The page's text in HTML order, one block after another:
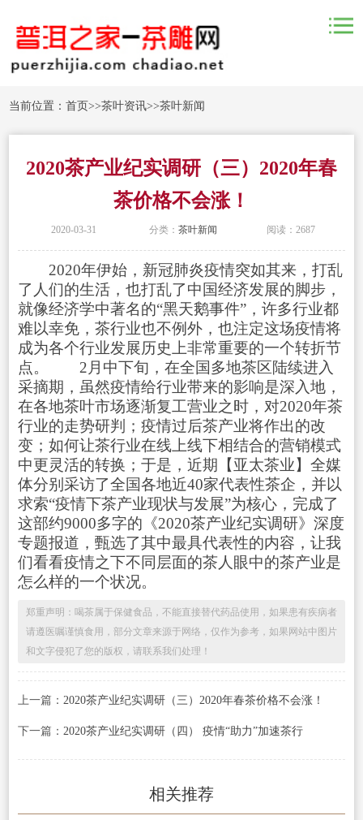
当前位置：首页>>茶叶资讯>>茶叶新闻
2020茶产业纪实调研（三）2020年春
茶价格不会涨！
2020-03-31 分类： 茶叶新闻 阅读：2687
2020年伊始，新冠肺炎疫情突如其来，打乱
了人们的生活，也打乱了中国经济发展的脚步，
就像经济学中著名的“黑天鹅事件”，许多行业都
难以幸免，茶行业也不例外，也注定这场疫情将
成为各个行业发展历史上非常重要的一个转折节
点。 2月中下旬，在全国多地茶区陆续进入
采摘期，虽然疫情给行业带来的影响是深入地，
在各地茶叶市场逐渐复工营业之时，对2020年茶
行业的走势研判；疫情过后茶产业将作出的改
变；如何让茶行业在线上线下相结合的营销模式
中更灵活的转换；于是，近期【亚太茶业】全媒
体分别采访了全国各地近40家代表性茶企，并以
求索“疫情下茶产业现状与发展”为核心，完成了
这部约9000多字的《2020茶产业纪实调研》深度
专题报道，甄选了其中最具代表性的内容，让我
们看看疫情之下不同层面的茶人眼中的茶产业是
怎么样的一个状况。
郑重声明：喝茶属于保健食品，不能直接替代药品使用，如果患有疾病者
请遵医嘱谨慎食用，部分文章来源于网络，仅作为参考，如果网站中图片
和文字侵犯了您的版权，请联系我们处理！
上一篇： 2020茶产业纪实调研（三）2020年春茶价格不会涨！
下一篇： 2020茶产业纪实调研（四） 疫情“助力”加速茶行
相关推荐